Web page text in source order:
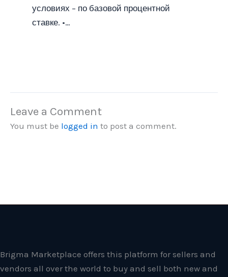
условиях – по базовой процентной
ставке. •…
Leave a Comment
You must be logged in to post a comment.
Brigma Marketplace offers this platform for sellers and
vendors all over the world to buy and sell both new and